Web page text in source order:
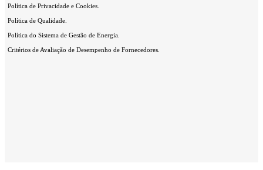
Política de Privacidade e Cookies.
Política de Qualidade.
Política do Sistema de Gestão de Energia.
Critérios de Avaliação de Desempenho de Fornecedores.